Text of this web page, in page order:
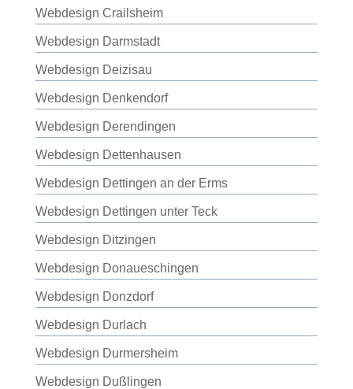
Webdesign Crailsheim
Webdesign Darmstadt
Webdesign Deizisau
Webdesign Denkendorf
Webdesign Derendingen
Webdesign Dettenhausen
Webdesign Dettingen an der Erms
Webdesign Dettingen unter Teck
Webdesign Ditzingen
Webdesign Donaueschingen
Webdesign Donzdorf
Webdesign Durlach
Webdesign Durmersheim
Webdesign Dußlingen